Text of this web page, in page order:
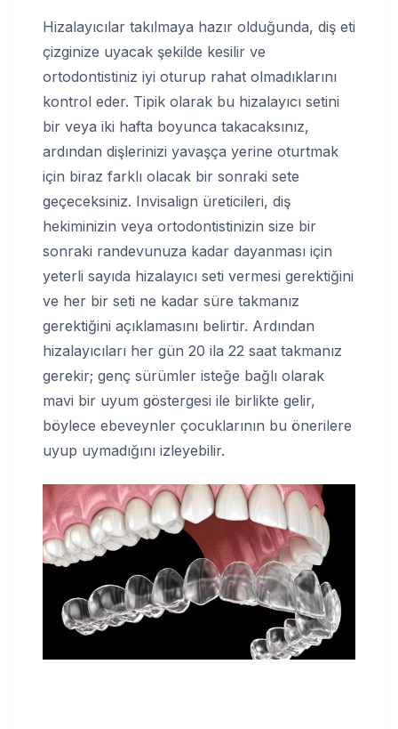
Hizalayıcılar takılmaya hazır olduğunda, diş eti
çizginize uyacak şekilde kesilir ve
ortodontistiniz iyi oturup rahat olmadıklarını
kontrol eder. Tipik olarak bu hizalayıcı setini
bir veya iki hafta boyunca takacaksınız,
ardından dişlerinizi yavaşça yerine oturtmak
için biraz farklı olacak bir sonraki sete
geçeceksiniz. Invisalign üreticileri, diş
hekiminizin veya ortodontistinizin size bir
sonraki randevunuza kadar dayanması için
yeterli sayıda hizalayıcı seti vermesi gerektiğini
ve her bir seti ne kadar süre takmanız
gerektiğini açıklamasını belirtir. Ardından
hizalayıcıları her gün 20 ila 22 saat takmanız
gerekir; genç sürümler isteğe bağlı olarak
mavi bir uyum göstergesi ile birlikte gelir,
böylece ebeveynler çocuklarının bu önerilere
uyup uymadığını izleyebilir.